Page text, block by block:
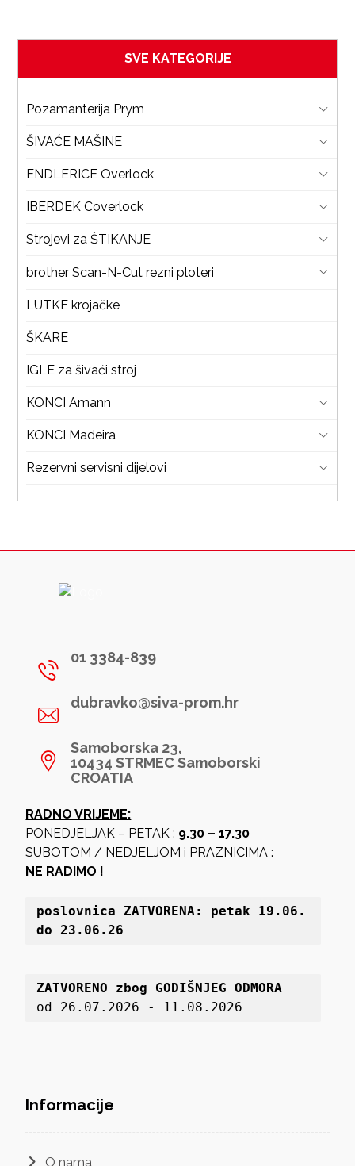
SVE KATEGORIJE
Pozamanterija Prym
ŠIVAĆE MAŠINE
ENDLERICE Overlock
IBERDEK Coverlock
Strojevi za ŠTIKANJE
brother Scan-N-Cut rezni ploteri
LUTKE krojačke
ŠKARE
IGLE za šivaći stroj
KONCI Amann
KONCI Madeira
Rezervni servisni dijelovi
01 3384-839
dubravko@siva-prom.hr
Samoborska 23,
10434 STRMEC Samoborski
CROATIA
RADNO VRIJEME:
PONEDJELJAK – PETAK : 9.30 – 17.30
SUBOTOM / NEDJELJOM i PRAZNICIMA :
NE RADIMO !
poslovnica ZATVORENA: petak 19 .06.
do 23.06.26
ZATVORENO zbog GODIŠNJEG ODMORA
od 26.07.2026 - 11.08.2026
Informacije
O nama